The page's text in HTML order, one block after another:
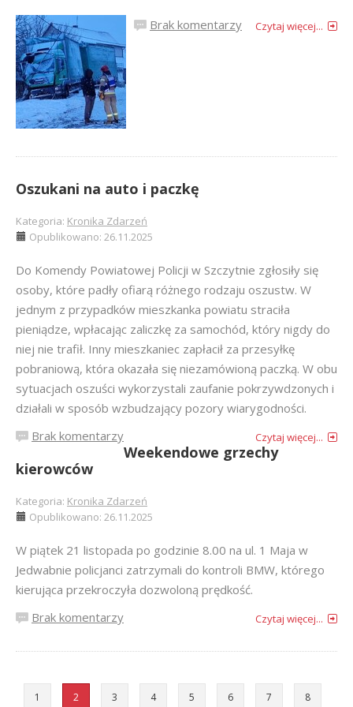
Brak komentarzy Czytaj więcej...
Oszukani na auto i paczkę
Kategoria: Kronika Zdarzeń
Opublikowano: 26.11.2025
Do Komendy Powiatowej Policji w Szczytnie zgłosiły się
osoby, które padły ofiarą różnego rodzaju oszustw. W
jednym z przypadków mieszkanka powiatu straciła
pieniądze, wpłacając zaliczkę za samochód, który nigdy do
niej nie trafił. Inny mieszkaniec zapłacił za przesyłkę
pobraniową, która okazała się niezamówioną paczką. W obu
sytuacjach oszuści wykorzystali zaufanie pokrzywdzonych i
działali w sposób wzbudzający pozory wiarygodności.
Brak komentarzy
Czytaj więcej...
Weekendowe grzechy
kierowców
Kategoria: Kronika Zdarzeń
Opublikowano: 26.11.2025
W piątek 21 listopada po godzinie 8.00 na ul. 1 Maja w
Jedwabnie policjanci zatrzymali do kontroli BMW, którego
kierująca przekroczyła dozwoloną prędkość.
Brak komentarzy
Czytaj więcej...
1 2 3 4 5 6 7 8